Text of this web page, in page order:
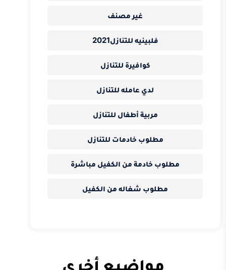
غير مصنف
فلبينيه للتنازل2021
كوافيرة للتنازل
لدي عامله للتنازل
مربية أطفال للتنازل
مطلوب خادمات للتنازل
مطلوب خادمة من الكفيل مباشرة
مطلوب شغاله من الكفيل
مواضيع أخرى